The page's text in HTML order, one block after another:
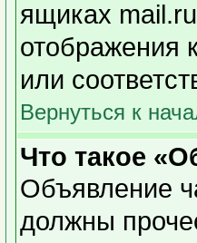
ящиках
отображения
или
Вернуться к
Что такое
Объявление
должны